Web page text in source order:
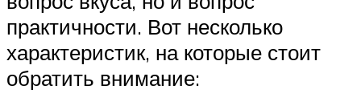
практичности. Вот несколько
характеристик, на которые стоит
обратить внимание: